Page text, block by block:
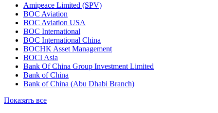
Amipeace Limited (SPV)
BOC Aviation
BOC Aviation USA
BOC International
BOC International China
BOCHK Asset Management
BOCI Asia
Bank Of China Group Investment Limited
Bank of China
Bank of China (Abu Dhabi Branch)
Показать все